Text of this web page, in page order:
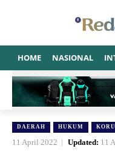
HOME NASIONAL
DAERAH HUKUM
11 April 2022 Updated: 11